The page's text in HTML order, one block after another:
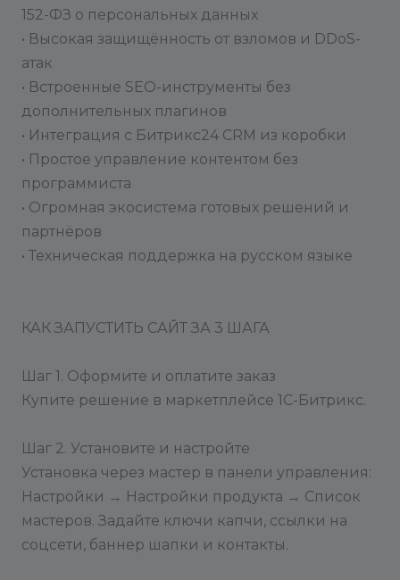
152-ФЗ о персональных данных
• Высокая защищённость от взломов и DDoS-
атак
• Встроенные SEO-инструменты без
дополнительных плагинов
• Интеграция с Битрикс24 CRM из коробки
• Простое управление контентом без
программиста
• Огромная экосистема готовых решений и
партнёров
• Техническая поддержка на русском языке
КАК ЗАПУСТИТЬ САЙТ ЗА 3 ШАГА
Шаг 1. Оформите и оплатите заказ
Купите решение в маркетплейсе 1С-Битрикс.
Шаг 2. Установите и настройте
Установка через мастер в панели управления:
Настройки → Настройки продукта → Список
мастеров. Задайте ключи капчи, ссылки на
соцсети, баннер шапки и контакты.